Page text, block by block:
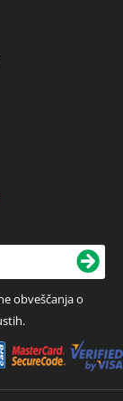
obveščanja o